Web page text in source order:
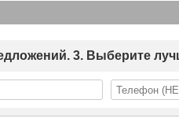
3. Выберите